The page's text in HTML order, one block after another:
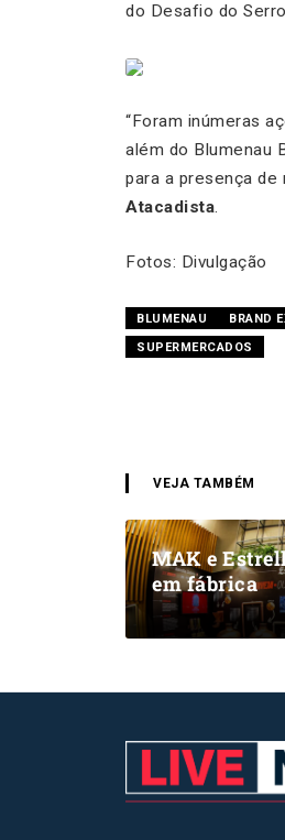
do Desafio do
“Foram inúmeras
além do Blumenau
para a presença de
Atacadista.
Fotos: Divulgação
BLUMENAU BRAND
SUPERMERCADOS
VEJA TAMBÉM
MAK e
em fábrica